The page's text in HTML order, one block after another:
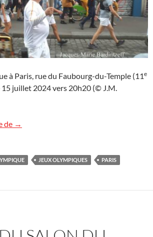
à Paris, rue du Faubourg-du-Temple (11e
juillet 2024 vers 20h20 (© J.M.
de La flamme olympique traverse Paris
→
JEUX OLYMPIQUES PARIS